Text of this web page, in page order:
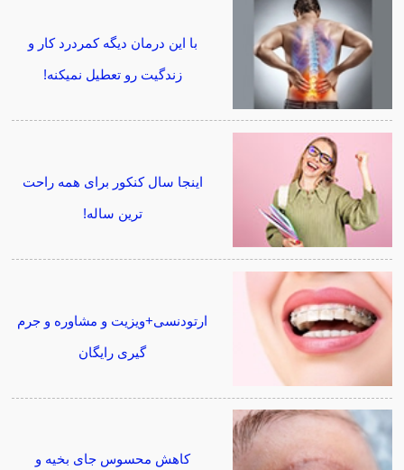
با این درمان دیگه کمردرد کار و
زندگیت رو تعطیل نمیکنه!
اینجا سال کنکور برای همه راحت
ترین ساله!
ارتودنسی+ویزیت و مشاوره و جرم
گیری رایگان
کاهش محسوس جای بخیه و